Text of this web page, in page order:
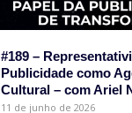
#189 –
Publicidade como
Cultural – com Ariel
11 de junho de 2026